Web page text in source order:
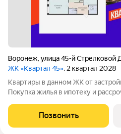
Воронеж,улица 45-й Стрелковой
ЖК «Квартал 45», 2 квартал 2028
Квартиры в данном ЖК от
Покупка жилья в ипотеку и
обращайтесь в отдел продаж
Позвонить